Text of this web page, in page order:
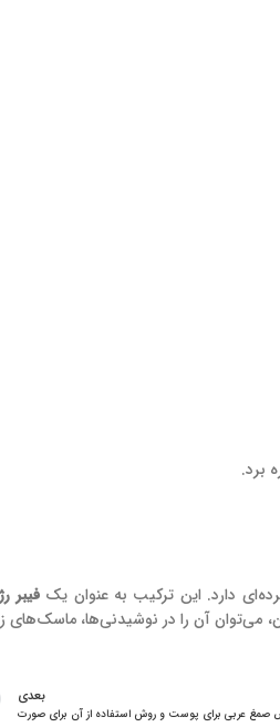
برد.
دارد. این ترکیب به عنوان یکفیبر
می‌توان آن را در نوشیدنی‌ها، ماسک‌های
بعدی
صمغ عربی برای پوست و روش استفاده از آن برای صورت